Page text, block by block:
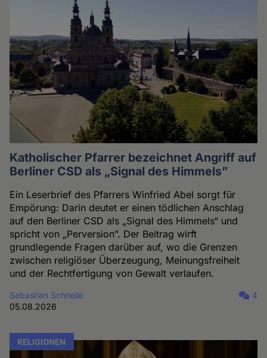
Katholischer Pfarrer bezeichnet Angriff auf
Berliner CSD als „Signal des Himmels”
Ein Leserbrief des Pfarrers Winfried Abel sorgt für
Empörung: Darin deutet er einen tödlichen Anschlag
auf den Berliner CSD als „Signal des Himmels“ und
spricht von „Perversion”. Der Beitrag wirft
grundlegende Fragen darüber auf, wo die Grenzen
zwischen religiöser Überzeugung, Meinungsfreiheit
und der Rechtfertigung von Gewalt verlaufen.
Sebastian Schnelle
05.08.2026
4
RELIGIONEN